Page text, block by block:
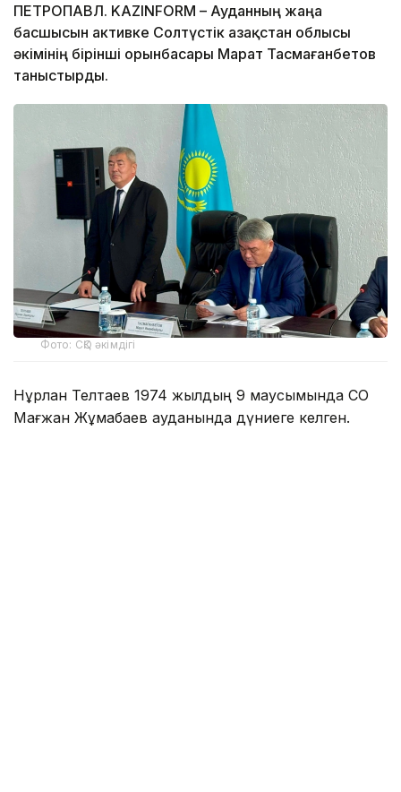
ПЕТРОПАВЛ. KAZINFORM – Ауданның жаңа
басшысын активке Солтүстік Қазақстан облысы
әкімінің бірінші орынбасары Марат Тасмағанбетов
таныстырды.
Фото: СҚО әкімдігі
Нұрлан Телтаев 1974 жылдың 9 маусымында СҚО
Мағжан Жұмабаев ауданында дүниеге келген.